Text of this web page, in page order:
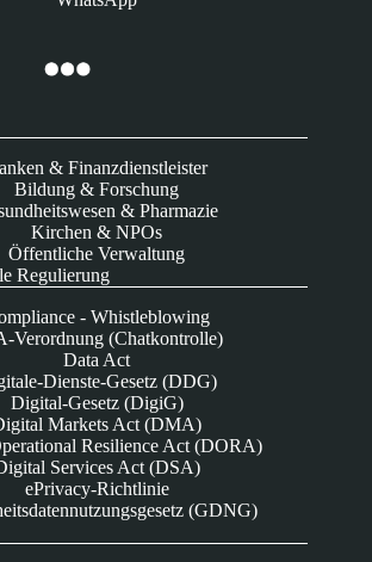
& Finanzdienstleister
Bildung & Forschung
& Pharmazie
Kirchen & NPOs
Öffentliche Verwaltung
Regulierung
- Whistleblowing
Verordnung (Chatkontrolle)
Data Act
Dienste-Gesetz (DDG)
Digital-Gesetz (DigiG)
Markets Act (DMA)
Resilience Act (DORA)
Services Act (DSA)
ePrivacy-Richtlinie
(GDNG)